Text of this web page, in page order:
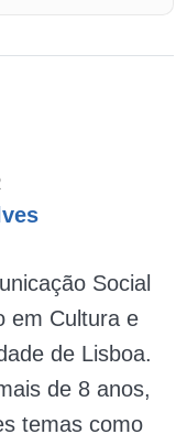
Social
em Cultura e
de Lisboa.
de 8 anos,
temas como